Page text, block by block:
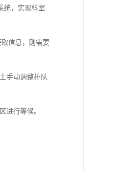
统，实现科室
信息，则需要
手动调整排队
进行等候。